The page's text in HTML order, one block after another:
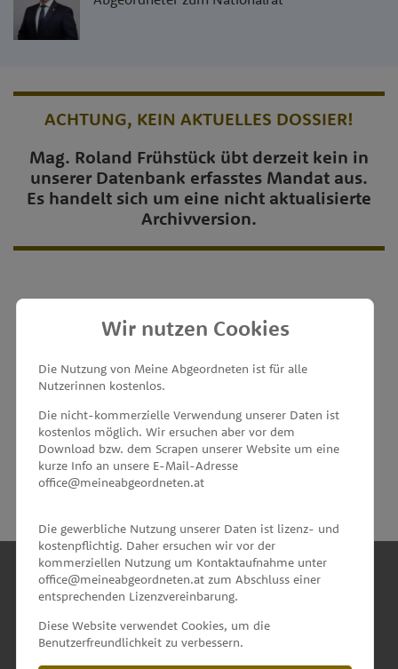
ACHTUNG, KEIN AKTUELLES DOSSIER!
Mag. Roland Frühstück übt derzeit kein in
unserer Datenbank erfasstes Mandat aus.
Es handelt sich um eine nicht aktualisierte
Archivversion.
MEINE ABGEORDNETEN
unterstützt von
INFO
Wir nutzen Cookies
Die Nutzung von Meine Abgeordneten ist für alle
Nutzerinnen kostenlos.
Die nicht-kommerzielle Verwendung unserer Daten ist
kostenlos möglich. Wir ersuchen aber vor dem
Download bzw. dem Scrapen unserer Website um eine
kurze Info an unsere E-Mail-Adresse
office@meineabgeordneten.at
Die gewerbliche Nutzung unserer Daten ist lizenz- und
kostenpflichtig. Daher ersuchen wir vor der
kommerziellen Nutzung um Kontaktaufnahme unter
office@meineabgeordneten.at zum Abschluss einer
entsprechenden Lizenzvereinbarung.
Diese Website verwendet Cookies, um die
Benutzerfreundlichkeit zu verbessern.